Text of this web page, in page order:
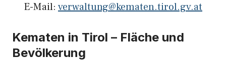
E-Mail: verwaltung@kematen.tirol.gv.at
Kematen in Tirol – Fläche und
Bevölkerung